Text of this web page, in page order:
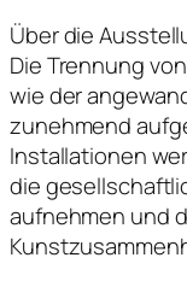
Über die
Die Trennung
wie der
zunehmend
Installationen
die
aufnehmen und